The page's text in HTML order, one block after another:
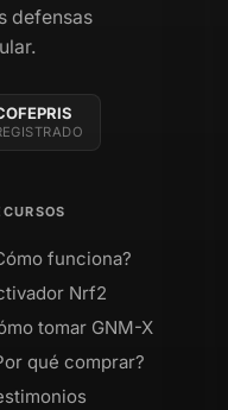
defensas
funciona?
Nrf2
tomar GNM-X
qué comprar?